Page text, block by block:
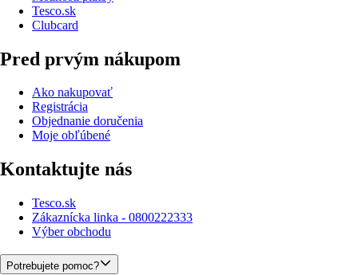
Tesco.sk
Clubcard
Pred prvým nákupom
Ako nakupovať
Registrácia
Objednanie doručenia
Moje obľúbené
Kontaktujte nás
Tesco.sk
Zákaznícka linka - 0800222333
Výber obchodu
Potrebujete pomoc?